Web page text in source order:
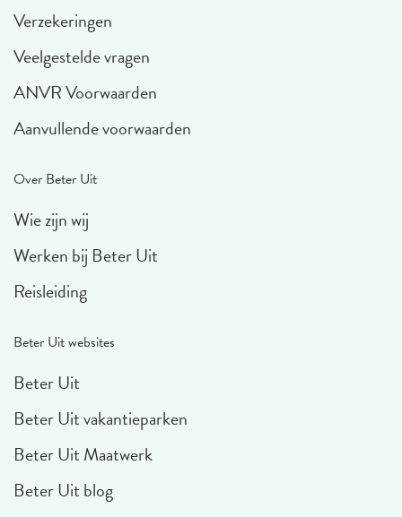
Verzekeringen
Veelgestelde vragen
ANVR Voorwaarden
Aanvullende voorwaarden
Over Beter Uit
Wie zijn wij
Werken bij Beter Uit
Reisleiding
Beter Uit websites
Beter Uit
Beter Uit vakantieparken
Beter Uit Maatwerk
Beter Uit blog